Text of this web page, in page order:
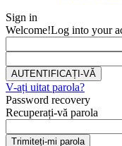
Sign in
Welcome!Log into your
V-ați uitat parola?
Password recovery
Recuperați-vă parola